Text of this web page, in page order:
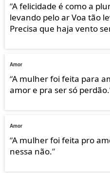
“A felicidade é como a
levando pelo ar Voa tão
Precisa que haja vento
Amor
“A mulher foi feita para
amor e pra ser só perdão.
Amor
“A mulher foi feita pro
nessa não.”